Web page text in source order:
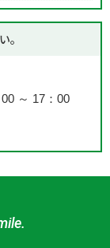
。
～ 17：00